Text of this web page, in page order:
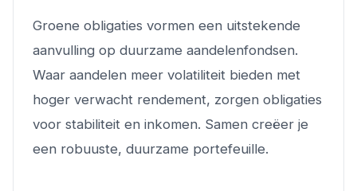
Groene obligaties vormen een uitstekende
aanvulling op duurzame aandelenfondsen.
Waar aandelen meer volatiliteit bieden met
hoger verwacht rendement, zorgen obligaties
voor stabiliteit en inkomen. Samen creëer je
een robuuste, duurzame portefeuille.